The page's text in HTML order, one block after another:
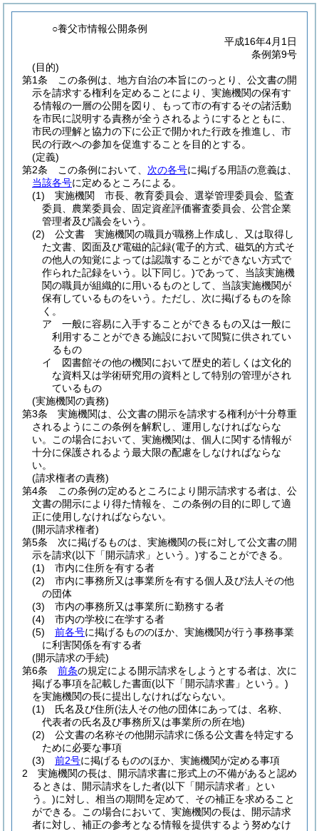
○養父市情報公開条例
平成16年4月1日
条例第9号
(目的)
第1条
この条例は、地方自治の本旨にのっとり、公文書の開
示を請求する権利を定めることにより、実施機関の保有す
る情報の一層の公開を図り、もって市の有するその諸活動
を市民に説明する責務が全うされるようにするとともに、
市民の理解と協力の下に公正で開かれた行政を推進し、市
民の行政への参加を促進することを目的とする。
(定義)
第2条
この条例において、 次の各号に掲げる用語の意義は、
当該各号に定めるところによる。
(1)
実施機関 市長、教育委員会、選挙管理委員会、監査
委員、農業委員会、固定資産評価審査委員会、公営企業
管理者及び議会をいう。
(2)
公文書 実施機関の職員が職務上作成し、又は取得し
た文書、図面及び電磁的記録(電子的方式、磁気的方式そ
の他人の知覚によっては認識することができない方式で
作られた記録をいう。以下同じ。)であって、当該実施機
関の職員が組織的に用いるものとして、当該実施機関が
保有しているものをいう。 ただし、次に掲げるものを除
く。
ア
一般に容易に入手することができるもの又は一般に
利用することができる施設において閲覧に供されてい
るもの
イ
図書館その他の機関において歴史的若しくは文化的
な資料又は学術研究用の資料として特別の管理がされ
ているもの
(実施機関の責務)
第3条
実施機関は、公文書の開示を請求する権利が十分尊重
されるようにこの条例を解釈し、運用しなければならな
い。
この場合において、実施機関は、個人に関する情報が
十分に保護されるよう最大限の配慮をしなければならな
い。
(請求権者の責務)
第4条
この条例の定めるところにより開示請求する者は、公
文書の開示により得た情報を、この条例の目的に即して適
正に使用しなければならない。
(開示請求権者)
第5条
次に掲げるものは、実施機関の長に対して公文書の開
示を請求(以下「開示請求」という。)することができる。
(1)
市内に住所を有する者
(2)
市内に事務所又は事業所を有する個人及び法人その他
の団体
(3)
市内の事務所又は事業所に勤務する者
(4)
市内の学校に在学する者
(5)
前各号に掲げるもののほか、実施機関が行う事務事業
に利害関係を有する者
(開示請求の手続)
第6条
前条の規定による開示請求をしようとする者は、次に
掲げる事項を記載した書面(以下「開示請求書」という。)
を実施機関の長に提出しなければならない。
(1)
氏名及び住所(法人その他の団体にあっては、名称、
代表者の氏名及び事務所又は事業所の所在地)
(2)
公文書の名称その他開示請求に係る公文書を特定する
ために必要な事項
(3)
前2号に掲げるもののほか、実施機関が定める事項
2
実施機関の長は、開示請求書に形式上の不備があると認め
るときは、開示請求をした者(以下「開示請求者」とい
う。)に対し、相当の期間を定めて、その補正を求めること
ができる。
この場合において、実施機関の長は、開示請求
者に対し、補正の参考となる情報を提供するよう努めなけ